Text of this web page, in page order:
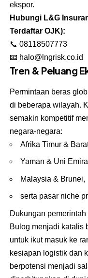
ekspor.
Hubungi L&G
Terdaftar OJK):
📞 08118507773
📧 halo@lngrisk.co.id
Tren & Peluang
Permintaan beras
di beberapa wilayah.
semakin kompetitif
negara-negara:
Afrika Timur &
Yaman & Uni
Malaysia & Brunei,
serta pasar niche
Dukungan
Bulog menjadi katalis
untuk ikut masuk ke
kesiapan logistik dan
berpotensi menjadi